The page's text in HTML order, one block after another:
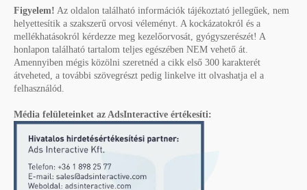
Figyelem! Az oldalon található információk tájékoztató jellegűek, nem
helyettesítik a szakszerű orvosi véleményt. A kockázatokról és a
mellékhatásokról kérdezze meg kezelőorvosát, gyógyszerészét! A
honlapon található tartalom teljes egészében NEM vehető át.
Amennyiben mégis közölni szeretnéd a cikk első 300 karakterét
átveheted, a további szövegrészt pedig linkelve itt olvashatja el a
felhasználód.
Média felületeinket az AdsInteractive értékesíti: